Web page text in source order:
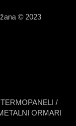
© 2023
TERMOPANELI /
ORMARI